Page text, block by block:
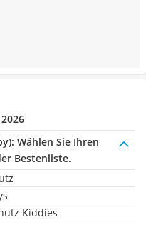
Wählen Sie Ihren
Bestenliste.
Kiddies